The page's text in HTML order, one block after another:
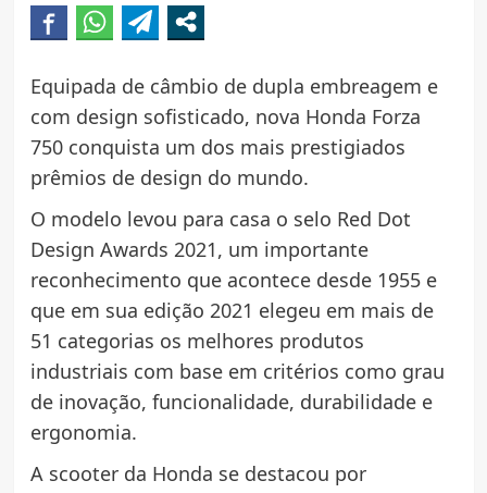
Equipada de câmbio de dupla embreagem e
com design sofisticado, nova Honda Forza
750 conquista um dos mais prestigiados
prêmios de design do mundo.
O modelo levou para casa o selo Red Dot
Design Awards 2021, um importante
reconhecimento que acontece desde 1955 e
que em sua edição 2021 elegeu em mais de
51 categorias os melhores produtos
industriais com base em critérios como grau
de inovação, funcionalidade, durabilidade e
ergonomia.
A scooter da Honda se destacou por